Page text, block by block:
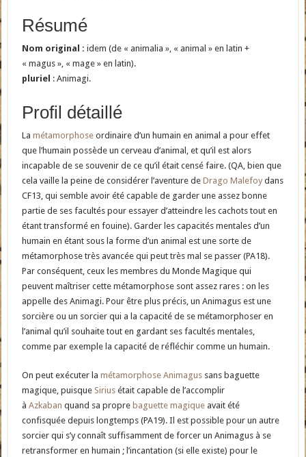
Résumé
Nom original : idem (de « animalia », « animal » en latin +
« magus », « mage » en latin).
pluriel : Animagi.
Profil détaillé
Lamétamorphose ordinaire d’un humain en animal a pour effet
que l’humain possède un cerveau d’animal, et qu’il est alors
incapable de se souvenir de ce qu’il était censé faire. (QA, bien que
cela vaille la peine de considérer l’aventure deDrago Malefoy dans
CF13, qui semble avoir été capable de garder une assez bonne
partie de ses facultés pour essayer d’atteindre les cachots tout en
étant transformé en fouine). Garder les capacités mentales d’un
humain en étant sous la forme d’un animal est une sorte de
métamorphose très avancée qui peut très mal se passer (PA18).
Par conséquent, ceux les membres du Monde Magique qui
peuvent maîtriser cette métamorphose sont assez rares : on les
appelle des Animagi. Pour être plus précis, un Animagus est une
sorcière ou un sorcier qui a la capacité de se métamorphoser en
l’animal qu’il souhaite tout en gardant ses facultés mentales,
comme par exemple la capacité de réfléchir comme un humain.
On peut exécuter lamétamorphose Animagus sans baguette
magique, puisque Sirius était capable de l’accomplir
àAzkaban quand sa propre baguette magique avait été
confisquée depuis longtemps (PA19). Il est possible pour un autre
sorcier qui s’y connaît suffisamment de forcer un Animagus à se
retransformer en humain ; l’incantation (si elle existe) pour le